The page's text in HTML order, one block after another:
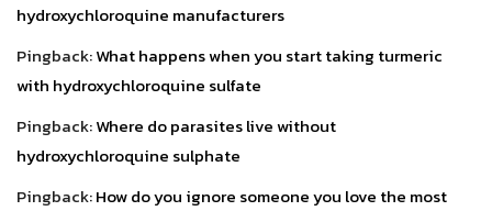
hydroxychloroquine manufacturers
Pingback:What happens when you start taking turmeric
with hydroxychloroquine sulfate
Pingback:Where do parasites live without
hydroxychloroquine sulphate
Pingback:How do you ignore someone you love the most